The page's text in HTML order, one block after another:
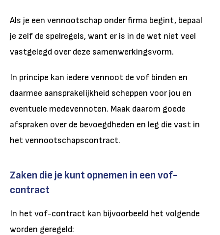
Als je een vennootschap onder firma begint, bepaal
je zelf de spelregels, want er is in de wet niet veel
vastgelegd over deze samenwerkingsvorm.
In principe kan iedere vennoot de vof binden en
daarmee aansprakelijkheid scheppen voor jou en
eventuele medevennoten. Maak daarom goede
afspraken over de bevoegdheden en leg die vast in
het vennootschapscontract.
Zaken die je kunt opnemen in een vof-
contract
In het vof-contract kan bijvoorbeeld het volgende
worden geregeld: